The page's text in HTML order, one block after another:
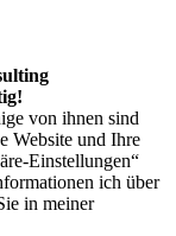
von ihnen sind
Website und Ihre
Einstellungen“
ich über
in meiner